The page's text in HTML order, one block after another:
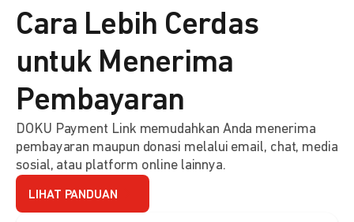
Cara Lebih Cerdas
untuk Menerima
Pembayaran
DOKU Payment Link memudahkan Anda menerima
pembayaran maupun donasi melalui email, chat, media
sosial, atau platform online lainnya.
LIHAT PANDUAN